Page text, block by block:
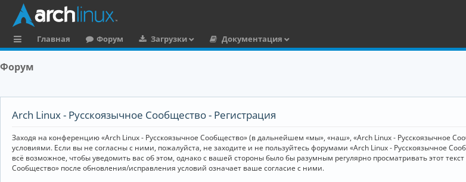
ы
к
Главная Форум Загрузки
Документация
Форум
Arch Linux - Русскоязычное Сообщество - Регистрация
Заходя на конференцию «Arch Linux - Русскоязычное Сообщество» (в дальнейшем «мы», «наш», «Arch Linux - Русскоязычное
условиями. Если вы не согласны с ними, пожалуйста, не заходите и не пользуйтесь форумами «Arch Linux - Русскоязычное
всё возможное, чтобы уведомить вас об этом, однако с вашей стороны было бы разумным регулярно просматривать этот
Сообщество» после обновления/исправления условий означает ваше согласие с ними.